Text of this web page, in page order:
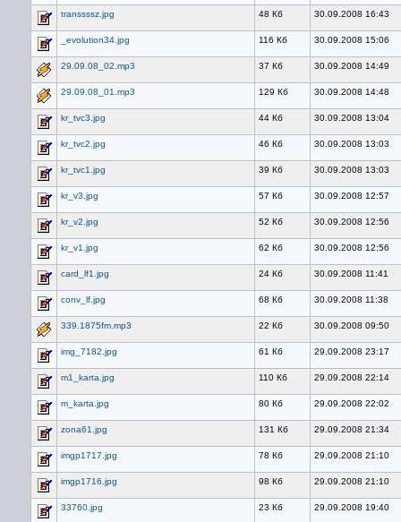
transsssz.jpg 48 Кб 30.09.2008 16:43
_evolution34.jpg 116 Кб 30.09.2008 15:06
29.09.08_02.mp3 37 Кб 30.09.2008 14:49
29.09.08_01.mp3 129 Кб 30.09.2008 14:48
kr_tvc3.jpg 44 Кб 30.09.2008 13:04
kr_tvc2.jpg 46 Кб 30.09.2008 13:03
kr_tvc1.jpg 39 Кб 30.09.2008 13:03
kr_v3.jpg 57 Кб 30.09.2008 12:57
kr_v2.jpg 52 Кб 30.09.2008 12:56
kr_v1.jpg 62 Кб 30.09.2008 12:56
card_lf1.jpg 24 Кб 30.09.2008 11:41
conv_lf.jpg 68 Кб 30.09.2008 11:38
339.1875fm.mp3 22 Кб 30.09.2008 09:50
img_7182.jpg 61 Кб 29.09.2008 23:17
m1_karta.jpg 110 Кб 29.09.2008 22:14
m_karta.jpg 80 Кб 29.09.2008 22:02
zona61.jpg 131 Кб 29.09.2008 21:34
imgp1717.jpg 78 Кб 29.09.2008 21:10
imgp1716.jpg 98 Кб 29.09.2008 21:10
33760.jpg 23 Кб 29.09.2008 19:40